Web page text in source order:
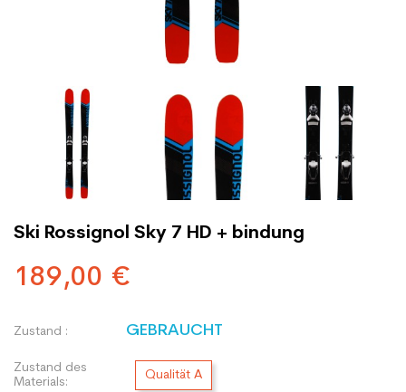
Ski Rossignol Sky 7 HD + bindung
189,00 €
Zustand : GEBRAUCHT
Zustand des
Materials:
Qualität A